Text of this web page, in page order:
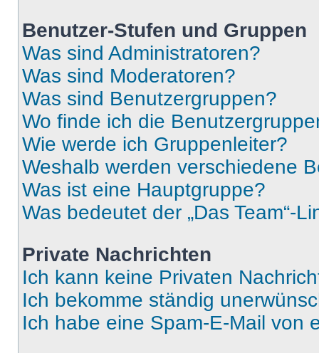
Benutzer-Stufen und Gruppen
Was sind Administratoren?
Was sind Moderatoren?
Was sind Benutzergruppen?
Wo finde ich die
Wie werde ich Gruppenleiter?
Weshalb werden verschiedene
Was ist eine Hauptgruppe?
Was bedeutet der „Das Team“-
Private Nachrichten
Ich kann keine Privaten
Ich bekomme ständig
Ich habe eine Spam-E-Mail von